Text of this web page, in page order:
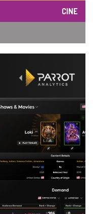
CINE